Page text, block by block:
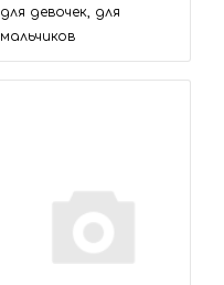
для девочек, для
мальчиков